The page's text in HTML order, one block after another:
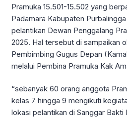
Pramuka 15.501-15.502 yang
Padamara Kabupaten
pelantikan Dewan Penggalang
2025. Hal tersebut di sampaikan
Pembimbing Gugus Depan
melalui Pembina Pramuka Kak
“sebanyak 60 orang anggota
kelas 7 hingga 9 mengikuti
lokasi pelantikan di Sanggar Bakti